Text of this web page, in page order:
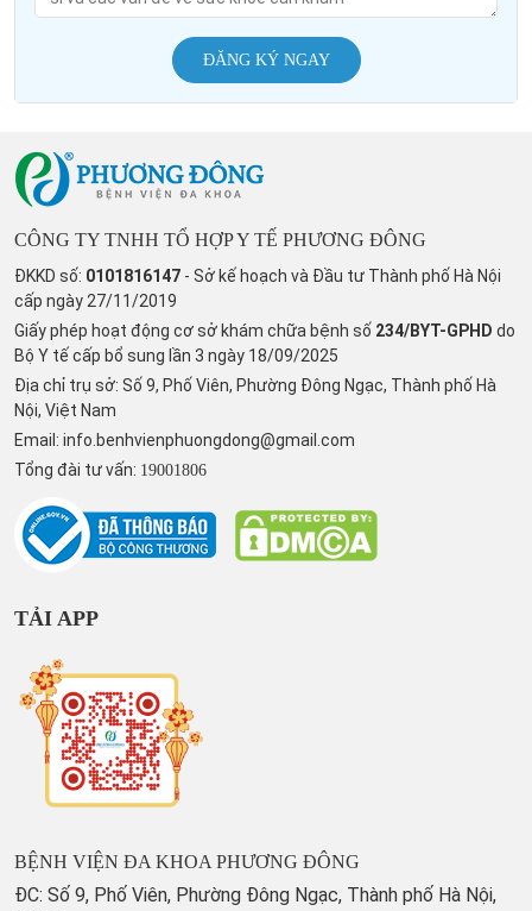
ĐĂNG KÝ NGAY
CÔNG TY TNHH TỔ HỢP Y TẾ PHƯƠNG ĐÔNG
ĐKKD số: 0101816147 - Sở kế hoạch và Đầu tư Thành phố Hà Nội
cấp ngày 27/11/2019
Giấy phép hoạt động cơ sở khám chữa bệnh số 234/BYT-GPHD do
Bộ Y tế cấp bổ sung lần 3 ngày 18/09/2025
Địa chỉ trụ sở: Số 9, Phố Viên, Phường Đông Ngạc, Thành phố Hà
Nội, Việt Nam
Email: info.benhvienphuongdong@gmail.com
Tổng đài tư vấn: 19001806
TẢI APP
BỆNH VIỆN ĐA KHOA PHƯƠNG ĐÔNG
ĐC: Số 9, Phố Viên, Phường Đông Ngạc, Thành phố Hà Nội,